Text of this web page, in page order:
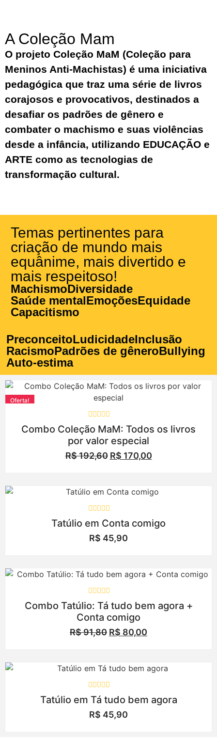
A Coleção Mam
O projeto Coleção MaM (Coleção para
Meninos Anti-Machistas) é uma iniciativa
pedagógica que traz uma série de livros
corajosos e provocativos, destinados a
desafiar os padrões de gênero e
combater o machismo e suas violências
desde a infância, utilizando EDUCAÇÃO e
ARTE como as tecnologias de
transformação cultural.
Temas pertinentes para
criação de mundo mais
equânime, mais divertido e
mais respeitoso!
MachismoDiversidade
Saúde mentalEmoçõesEquidade
Capacitismo
PreconceitoLudicidadeInclusão
RacismoPadrões de gêneroBullying
Auto-estima
Oferta!
Avaliação
0
de
5
Combo Coleção MaM: Todos os livros
por valor especial
R$192,60 R$ 170,00
Avaliação
0
de
5
Tatúlio em Conta comigo
R$ 45,90
Avaliação
0
de
5
Combo Tatúlio: Tá tudo bem agora +
Conta comigo
R$91,80 R$ 80,00
Avaliação
de
5
Tatúlio em Tá tudo bem agora
R$ 45,90